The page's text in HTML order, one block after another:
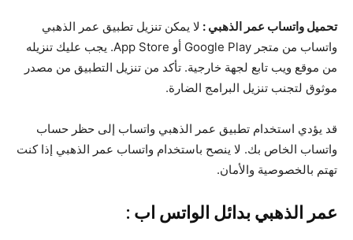
تحميل واتساب عمر الذهبي : لا يمكن تنزيل تطبيق عمر الذهبي
واتساب من متجر Google Play أو App Store. يجب عليك تنزيله
من موقع ويب تابع لجهة خارجية. تأكد من تنزيل التطبيق من مصدر
موثوق لتجنب تنزيل البرامج الضارة.
قد يؤدي استخدام تطبيق عمر الذهبي واتساب إلى حظر حساب
واتساب الخاص بك. لا ينصح باستخدام واتساب عمر الذهبي إذا كنت
تهتم بالخصوصية والأمان.
عمر الذهبي بدائل الواتس اب :